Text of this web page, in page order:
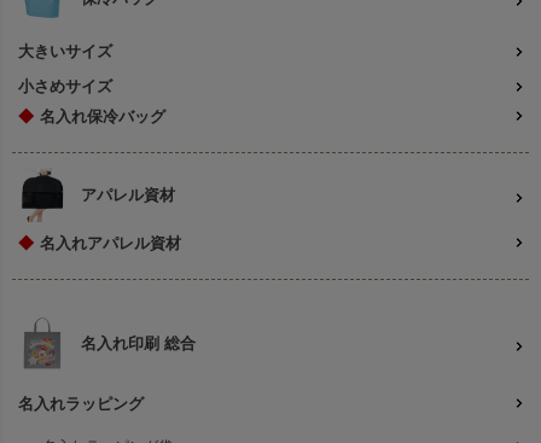
大きいサイズ
小さめサイズ
◆ 名入れ保冷バッグ
アパレル資材
◆ 名入れアパレル資材
名入れ印刷 総合
名入れラッピング